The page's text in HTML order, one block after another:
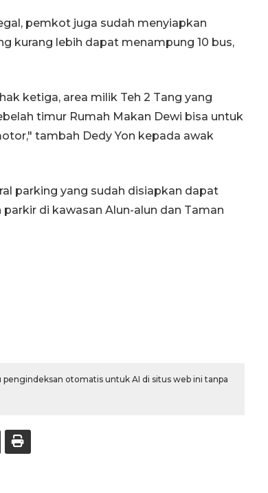
pemkot juga sudah menyiapkan
kurang lebih dapat menampung 10 bus,
ketiga, area milik Teh 2 Tang yang
timur Rumah Makan Dewi bisa untuk
tambah Dedy Yon kepada awak
parking yang sudah disiapkan dapat
di kawasan Alun-alun dan Taman
otomatis untuk AI di situs web ini tanpa